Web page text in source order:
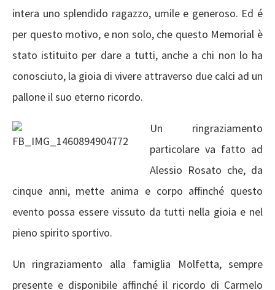
intera uno splendido ragazzo, umile e generoso. Ed é
per questo motivo, e non solo, che questo Memorial è
stato istituito per dare a tutti, anche a chi non lo ha
conosciuto, la gioia di vivere attraverso due calci ad un
pallone il suo eterno ricordo.
Un ringraziamento
particolare va fatto ad
Alessio Rosato che, da
cinque anni, mette anima e corpo affinché questo
evento possa essere vissuto da tutti nella gioia e nel
pieno spirito sportivo.
Un ringraziamento alla famiglia Molfetta, sempre
presente e disponibile affinché il ricordo di Carmelo